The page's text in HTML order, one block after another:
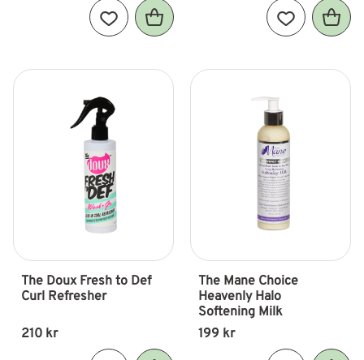
Lägg till i favoriter Lägg till i
The Doux Fresh to Def
Curl Refresher
210 kr
The Mane Choice
Heavenly Halo
Softening Milk
199 kr